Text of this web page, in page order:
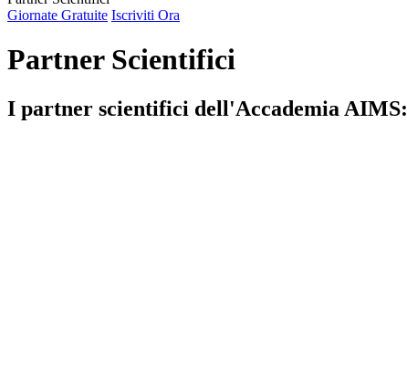
Giornate Gratuite Iscriviti Ora
Partner Scientifici
I partner scientifici dell'Accademia AIMS: